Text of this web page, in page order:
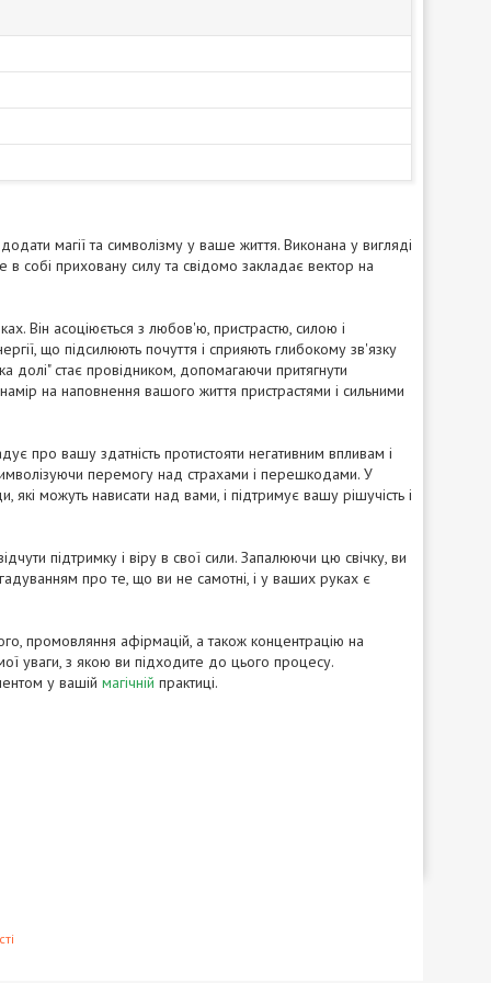
магії та символізму у ваше життя. Виконана у вигляді
в собі приховану силу та свідомо закладає вектор на
Він асоціюється з любов'ю, пристрастю, силою і
що підсилюють почуття і сприяють глибокому зв'язку
долі" стає провідником, допомагаючи притягнути
на наповнення вашого життя пристрастями і сильними
про вашу здатність протистояти негативним впливам і
перемогу над страхами і перешкодами. У
можуть нависати над вами, і підтримує вашу рішучість і
підтримку і віру в свої сили. Запалюючи цю свічку, ви
про те, що ви не самотні, і у ваших руках є
промовляння афірмацій, а також концентрацію на
уваги, з якою ви підходите до цього процесу.
у вашій магічній практиці.